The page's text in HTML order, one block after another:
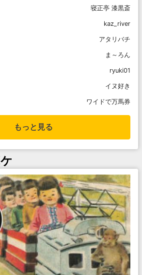
寝正亭 漆黒斎
kaz_river
アタリバチ
ま～ろん
ryuki01
イヌ好き
ワイドで万馬券
もっと見る